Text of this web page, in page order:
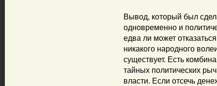
Вывод, который был
одновременно и
едва ли может
никакого народного
существует. Есть
тайных политических
власти. Если отсечь